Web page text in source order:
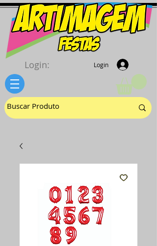
Login
Login: